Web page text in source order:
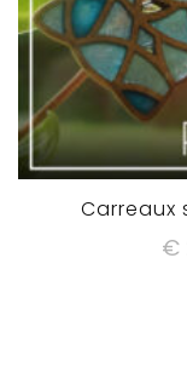
Carreaux
€